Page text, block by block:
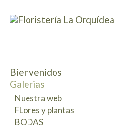
Bienvenidos
Galerias
Nuestra web
FLores y plantas
BODAS